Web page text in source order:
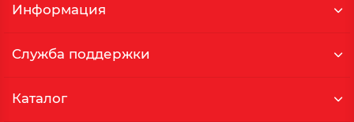
Информация
Служба поддержки
Каталог